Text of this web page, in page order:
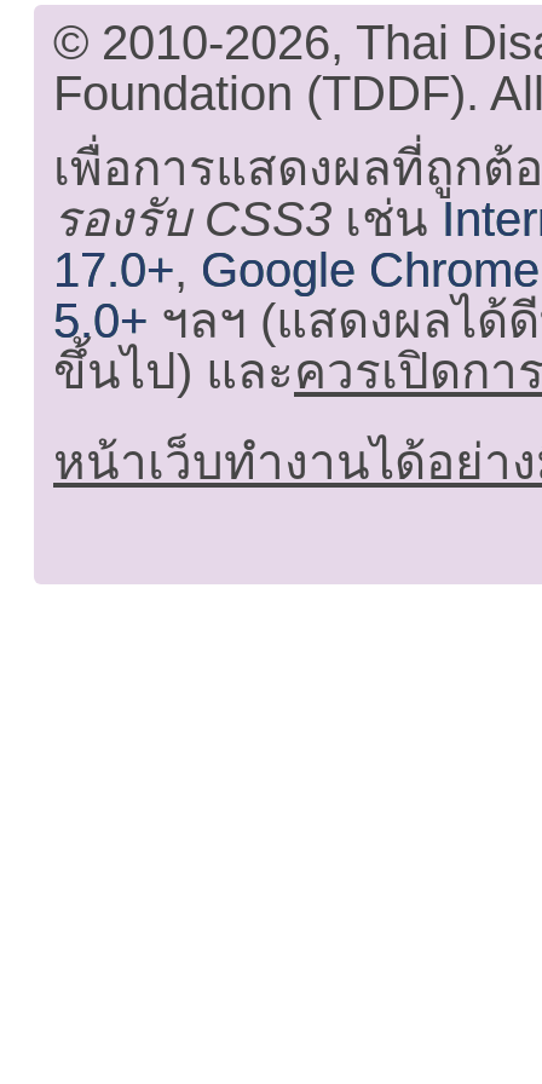
© 2010-2026, Thai
Foundation (TDDF).
เพื่อการแสดงผลที่ถูกต้
รองรับ CSS3 เช่น
17.0+, Google
5.0+ ฯลฯ (แสดงผลได้
ขึ้นไป) และควรเปิดกา
หน้าเว็บทำงานได้อย่า